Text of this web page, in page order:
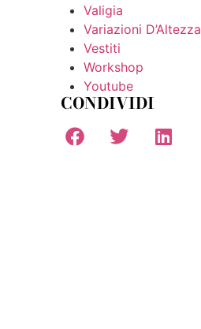
Valigia
Variazioni D’Altezza
Vestiti
Workshop
Youtube
CONDIVIDI